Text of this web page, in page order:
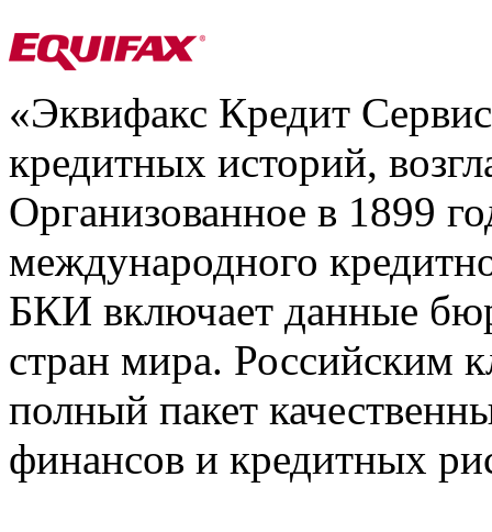
«Эквифакс Кредит
кредитных историй,
Организованное в 1899
международного
БКИ включает данные
стран мира. Российским
полный пакет
финансов и кредитных